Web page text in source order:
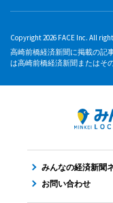
Copyright 2026 FACE Inc. All
高崎前橋経済新聞に掲載の記
は高崎前橋経済新聞またはそ
みんなの経済新聞
お問い合わせ